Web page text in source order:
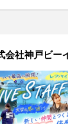
会社神戸ビ